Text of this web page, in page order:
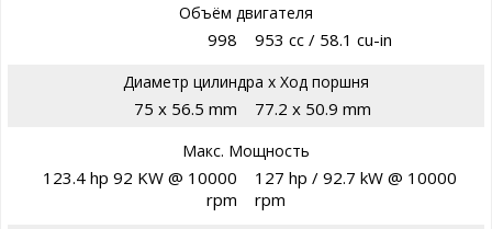
Объём двигателя
998 953 cc / 58.1 cu-in
Диаметр цилиндра х Ход поршня
75 x 56.5 mm 77.2 x 50.9 mm
Макс. Мощность
123.4 hp 92 KW @ 10000
rpm
127 hp / 92.7 kW @ 10000
rpm